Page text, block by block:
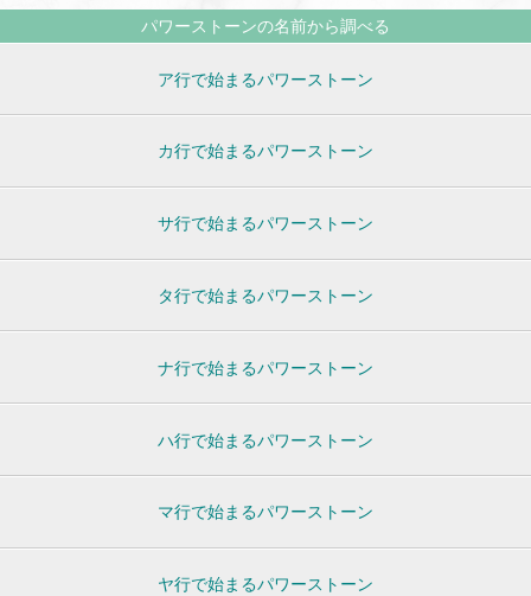
パワーストーンの名前から調べる
ア行で始まるパワーストーン
カ行で始まるパワーストーン
サ行で始まるパワーストーン
タ行で始まるパワーストーン
ナ行で始まるパワーストーン
ハ行で始まるパワーストーン
マ行で始まるパワーストーン
ヤ行で始まるパワーストーン